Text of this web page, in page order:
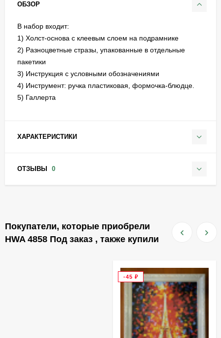
ОБЗОР
В набор входит:
1) Холст-основа с клеевым слоем на подрамнике
2) Разноцветные стразы, упакованные в отдельные
пакетики
3) Инструкция с условными обозначениями
4) Инструмент: ручка пластиковая, формочка-блюдце.
5) Галлерта
ХАРАКТЕРИСТИКИ
ОТЗЫВЫ 0
Покупатели, которые приобрели
HWA 4858 Под заказ , также купили
-45 ₽